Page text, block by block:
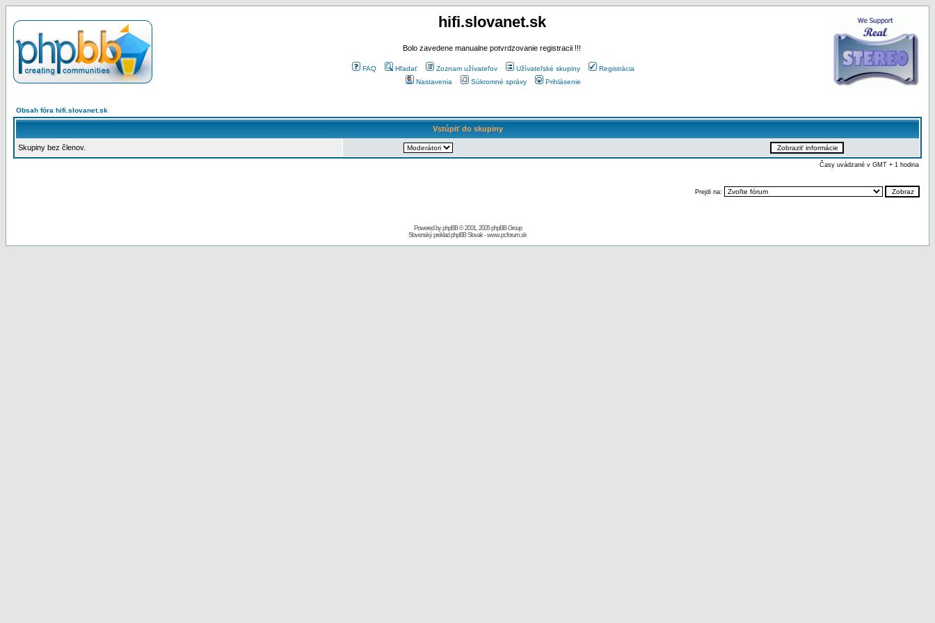
hifi.slovanet.sk
Bolo zavedene manualne potvrdzovanie registracii !!!
FAQ Hľadať Zoznam užívateľov Užívateľské skupiny
Registrácia
Nastavenia
Súkromné správy Prihlásenie
Obsah fóra hifi.slovanet.sk
Vstúpiť do skupiny
Skupiny bez členov.
Časy uvádzané v GMT + 1 hodina
Prejdi na:
Powered byphpBB© 2001, 2005 phpBB Group
Slovenský preklad phpBB Slovak-www.pcforum.sk